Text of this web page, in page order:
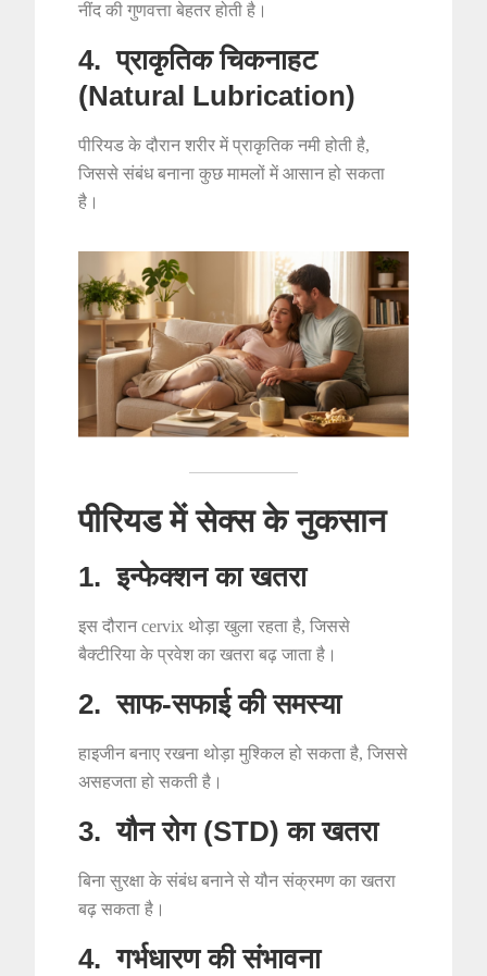
नींद की गुणवत्ता बेहतर होती है।
4. प्राकृतिक चिकनाहट
(Natural Lubrication)
पीरियड के दौरान शरीर में प्राकृतिक नमी होती है,
जिससे संबंध बनाना कुछ मामलों में आसान हो सकता
है।
पीरियड में सेक्स के नुकसान
1. इन्फेक्शन का खतरा
इस दौरान cervix थोड़ा खुला रहता है, जिससे
बैक्टीरिया के प्रवेश का खतरा बढ़ जाता है।
2. साफ-सफाई की समस्या
हाइजीन बनाए रखना थोड़ा मुश्किल हो सकता है, जिससे
असहजता हो सकती है।
3. यौन रोग (STD) का खतरा
बिना सुरक्षा के संबंध बनाने से यौन संक्रमण का खतरा
बढ़ सकता है।
4. गर्भधारण की संभावना